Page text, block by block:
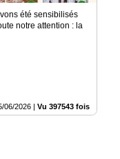
été sensibilisés
notre attention : la
06/2026 Vu 397543 fois